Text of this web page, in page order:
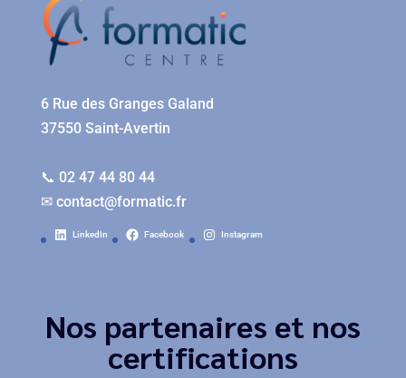
6 Rue des Granges Galand
37550 Saint-Avertin
📞 02 47 44 80 44
✉ contact@formatic.fr
LinkedIn Facebook Instagram
Nos partenaires et nos
certifications